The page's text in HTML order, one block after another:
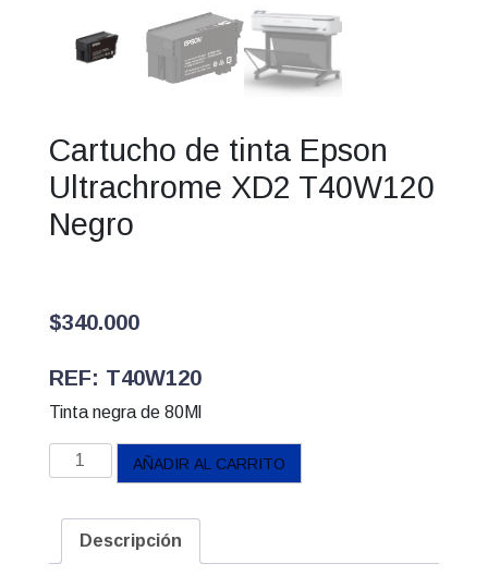
Cartucho de tinta Epson
Ultrachrome XD2 T40W120
Negro
$340.000
REF: T40W120
Tinta negra de 80Ml
Cartucho
de
Epson
Ultrachrome
AÑADIR AL CARRITO
Descripción